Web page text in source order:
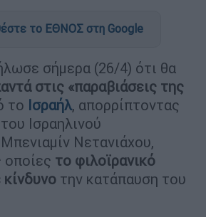
το ΕΘΝΟΣ στη Google
σήμερα (26/4) ότι θα
στις «παραβιάσεις της
το Ισραήλ, απορρίπτοντας
Ισραηλινού
Νετανιάχου,
το φιλοϊρανικό
κίνδυνο την κατάπαυση του